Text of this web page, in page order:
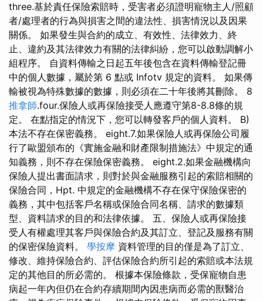
three.基於責任保險索賠時，受害者必須證明寵物主人/照顧
者/處理者的行為與損害之間的違法性、損害情況以及因果
關係。 如果發生與合約的成立、有效性、法律效力、終
止、違約及其法律效力有關的法律糾紛，您可以啟動調解小
組程序。 自資料傳輸之日起五年後包含在資料傳輸登記冊
中的個人數據，屬於第 6 點或 Infotv 規定的資料。 如果傳
輸被視​​為特殊數據的數據，則必須在二十年後將其刪除。 8
推拿師.four.保險人或再保險接受人應遵守第8-8.8條的規
定。 在點指定的情況下，您可以轉發客戶的個人資料。 B)
本法不存在保密義務。 eight.7.如果保險人或再保險公司履
行了歐盟頒布的《實施金融和財產限制措施法》中規定的通
知義務，則不存在保險保密義務。 eight.2.如果金融機構向
保險人提出書面請求，則對於與金融服務引起的索賠相關的
保險合同，Hpt. 中規定的金融機構不存在保守保險保密的
義務，其中包括客戶名稱或保險合同名稱、請求的數據類
型、資料請求的目的和法律依據。 五、保險人或再保險接
受人有權處理其客戶與保險合約及其訂立、登記及服務有關
的保密保險資料。 學按摩 資料管理的目的僅是為了訂立、
修改、維持保險合約、評估保險合約所引起的索賠或本法規
定的其他目的所必需的。 根據本保險條款，受保寵物自患
病起一年內但仍在合約存續期間內因患病而必需的獸醫治